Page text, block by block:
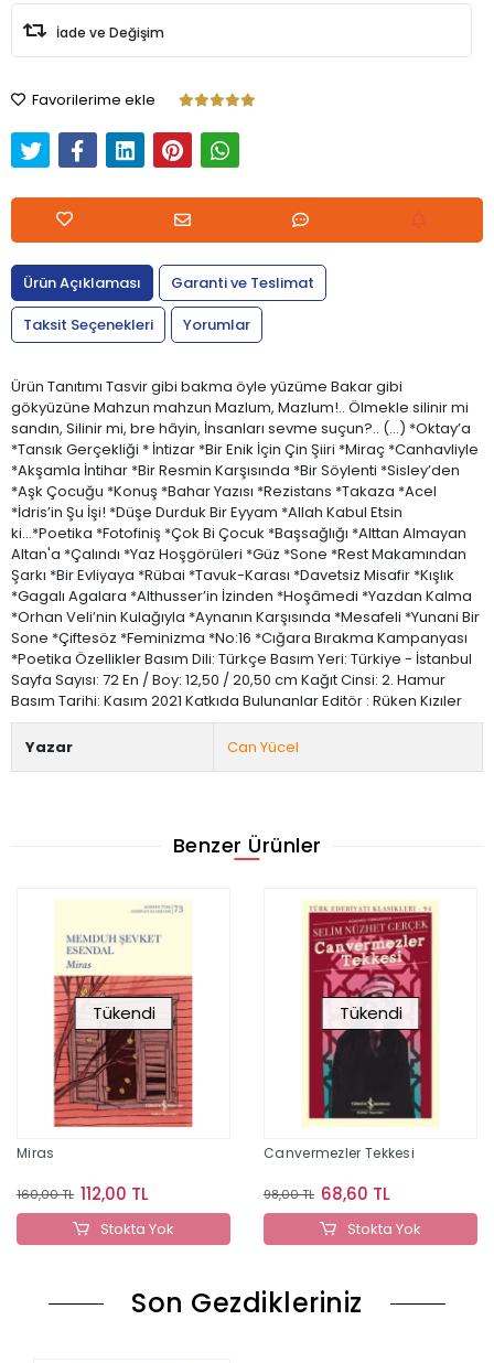
İade ve Değişim
Favorilerime ekle
Ürün Açıklaması
Garanti ve Teslimat
Taksit Seçenekleri
Yorumlar
Ürün Tanıtımı Tasvir gibi bakma öyle yüzüme Bakar gibi
gökyüzüne Mahzun mahzun Mazlum, Mazlum!.. Ölmekle silinir mi
sandın, Silinir mi, bre hâyin, İnsanları sevme suçun?.. (…) *Oktay’a
*Tansık Gerçekliği * İntizar *Bir Enik İçin Çin Şiiri *Miraç *Canhavliyle
*Akşamla İntihar *Bir Resmin Karşısında *Bir Söylenti *Sisley’den
*Aşk Çocuğu *Konuş *Bahar Yazısı *Rezistans *Takaza *Acel
*İdris’in Şu İşi! *Düşe Durduk Bir Eyyam *Allah Kabul Etsin
ki...*Poetika *Fotofiniş *Çok Bi Çocuk *Başsağlığı *Alttan Almayan
Altan'a *Çalındı *Yaz Hoşgörüleri *Güz *Sone *Rest Makamından
Şarkı *Bir Evliyaya *Rübai *Tavuk-Karası *Davetsiz Misafir *Kışlık
*Gagalı Agalara *Althusser’in İzinden *Hoşâmedi *Yazdan Kalma
*Orhan Veli’nin Kulağıyla *Aynanın Karşısında *Mesafeli *Yunani Bir
Sone *Çiftesöz *Feminizma *No:16 *Cığara Bırakma Kampanyası
*Poetika Özellikler Basım Dili: Türkçe Basım Yeri: Türkiye - İstanbul
Sayfa Sayısı: 72 En / Boy: 12,50 / 20,50 cm Kağıt Cinsi: 2. Hamur
Basım Tarihi: Kasım 2021 Katkıda Bulunanlar Editör : Rüken Kızıler
Yazar Can Yücel
Benzer Ürünler
Tükendi
Miras
160,00 TL 112,00 TL
Stokta Yok
Tükendi
Canvermezler Tekkesi
98,00 TL 68,60 TL
Stokta Yok
Son Gezdikleriniz